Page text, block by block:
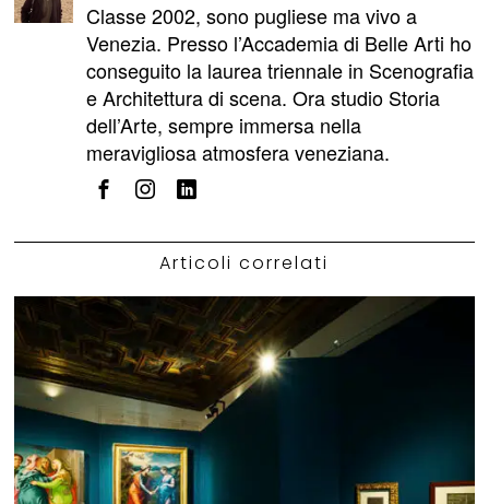
Classe 2002, sono pugliese ma vivo a
Venezia. Presso l’Accademia di Belle Arti ho
conseguito la laurea triennale in Scenografia
e Architettura di scena. Ora studio Storia
dell’Arte, sempre immersa nella
meravigliosa atmosfera veneziana.
Articoli correlati